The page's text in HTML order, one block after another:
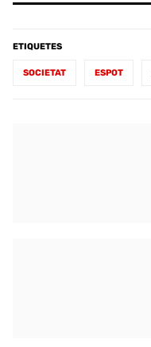
ETIQUETES
SOCIETAT ESPOT